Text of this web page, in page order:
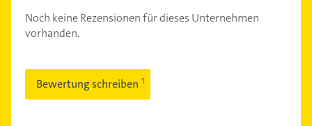
Noch keine Rezensionen für dieses Unternehmen
vorhanden.
Bewertung schreiben